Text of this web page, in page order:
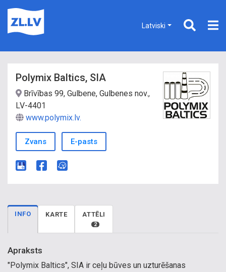
Latviski
Polymix Baltics, SIA
Brīvības 99, Gulbene, Gulbenes nov.,
LV-4401
www.polymix.lv.
Zvans E-pasts
INFO KARTE ATTĒLI
2
Apraksts
"Polymix Baltics", SIA ir ceļu būves un uzturēšanas